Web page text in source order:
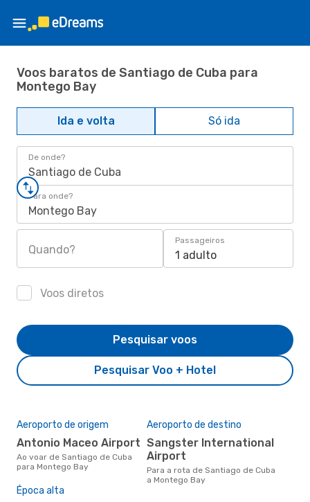
Voos baratos de Santiago de Cuba para
Montego Bay
Ida e volta Só ida
De onde?
Santiago de Cuba
Para onde?
Montego Bay
Quando?
Passageiros
1 adulto
Voos diretos
Pesquisar Voo + Hotel
Pesquisar voos
Aeroporto de origem
Antonio Maceo Airport
Ao voar de Santiago de Cuba
para Montego Bay
Aeroporto de destino
Sangster International
Airport
Para a rota de Santiago de Cuba
a Montego Bay
Época alta